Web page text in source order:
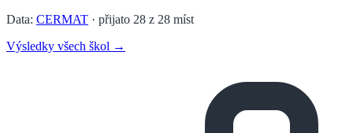
Data: CERMAT · přijato 28 z 28 míst
Výsledky všech škol →